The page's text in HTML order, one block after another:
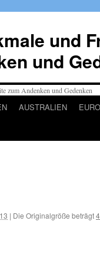
und
und
AUSTRALIEN
| Die Originalgröße beträgt